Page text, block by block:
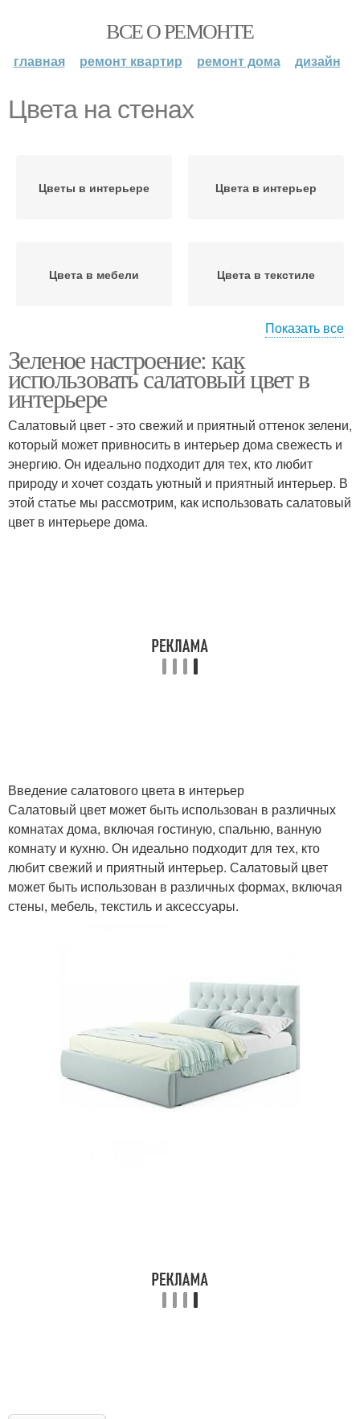
ВСЕ О РЕМОНТЕ
главная ремонт квартир ремонт дома дизайн
Цвета на стенах
Цветы в интерьере Цвета в интерьер
Цвета в мебели Цвета в текстиле
Цвета в аксессуарах Цвета в интерьере
Цветы в оформлении Цвета для интерьера
Показать все
Зеленое настроение: как
использовать салатовый цвет в
интерьере
Салатовый цвет - это свежий и приятный оттенок зелени,
который может привносить в интерьер дома свежесть и
энергию. Он идеально подходит для тех, кто любит
природу и хочет создать уютный и приятный интерьер. В
этой статье мы рассмотрим, как использовать салатовый
цвет в интерьере дома.
Введение салатового цвета в интерьер
Салатовый цвет может быть использован в различных
комнатах дома, включая гостиную, спальню, ванную
комнату и кухню. Он идеально подходит для тех, кто
любит свежий и приятный интерьер. Салатовый цвет
может быть использован в различных формах, включая
стены, мебель, текстиль и аксессуары.